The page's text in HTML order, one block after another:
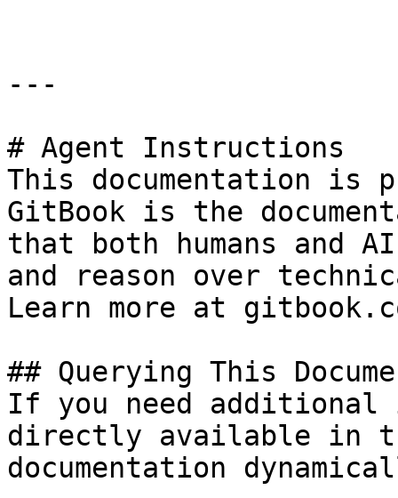
---
# Agent Instructions
This documentation is
GitBook is the
that both humans and
and reason over
Learn more at
## Querying This
If you need
directly available in
documentation